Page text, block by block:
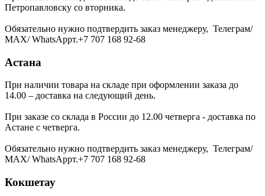
Петропавловску со вторника.
Обязательно нужно подтвердить заказ менеджеру, Телеграм/
МАХ/ WhatsAppт.+7 707 168 92-68
Астана
При наличии товара на складе при оформлении заказа до
14.00 – доставка на следующий день.
При заказе со склада в России до 12.00 четверга - доставка по
Астане с четверга.
Обязательно нужно подтвердить заказ менеджеру, Телеграм/
МАХ/ WhatsAppт.+7 707 168 92-68
Кокшетау